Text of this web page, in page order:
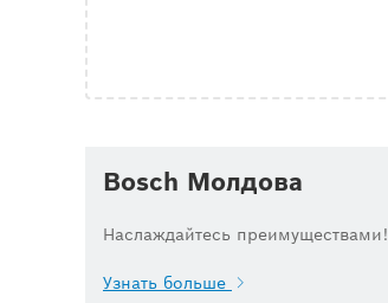
Bosch Молдова
Наслаждайтесь преимуществами!
Узнать больше